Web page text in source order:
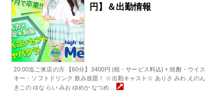
円】＆出勤情報
20:00迄ご来店の方 【60分】3400円 (税・サービス料込) + 焼酎・ウイス
キー・ソフトドリンク 飲み放題！ ☆出勤キャスト☆ ありさ みわ えのん
きこの ゆな らい みお ゆめか なつめ…